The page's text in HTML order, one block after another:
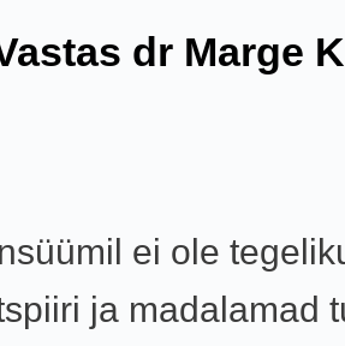
dr Marge
ei ole
ja madalamad